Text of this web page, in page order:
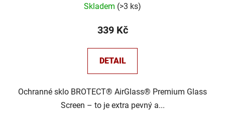
Skladem (>3 ks)
339 Kč
DETAIL
Ochranné sklo BROTECT® AirGlass® Premium Glass
Screen – to je extra pevný a...